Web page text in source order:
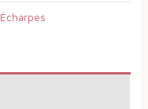
Écharpes